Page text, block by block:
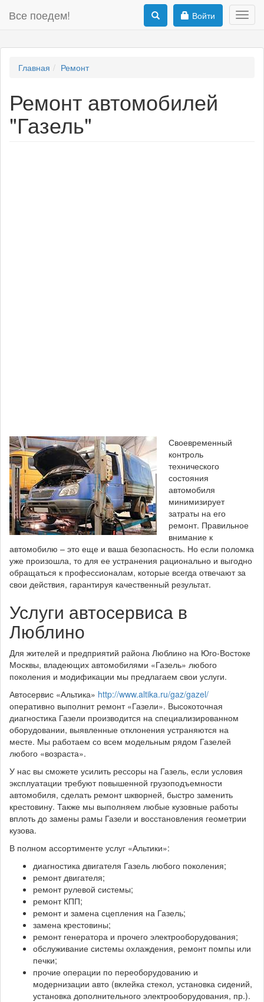
Все поедем! Войти
Главная Ремонт
Ремонт автомобилей
"Газель"
Своевременный
контроль
технического
состояния
автомобиля
минимизирует
затраты на его
ремонт. Правильное
внимание к
автомобилю – это еще и ваша безопасность. Но если поломка
уже произошла, то для ее устранения рационально и выгодно
обращаться к профессионалам, которые всегда отвечают за
свои действия, гарантируя качественный результат.
Услуги автосервиса в
Люблино
Для жителей и предприятий района Люблино на Юго-Востоке
Москвы, владеющих автомобилями «Газель» любого
поколения и модификации мы предлагаем свои услуги.
Автосервис «Альтика» http://www.altika.ru/gaz/gazel/
оперативно выполнит ремонт «Газели». Высокоточная
диагностика Газели производится на специализированном
оборудовании, выявленные отклонения устраняются на
месте. Мы работаем со всем модельным рядом Газелей
любого «возраста».
У нас вы сможете усилить рессоры на Газель, если условия
эксплуатации требуют повышенной грузоподъемности
автомобиля, сделать ремонт шкворней, быстро заменить
крестовину. Также мы выполняем любые кузовные работы
вплоть до замены рамы Газели и восстановления геометрии
кузова.
В полном ассортименте услуг «Альтики»:
диагностика двигателя Газель любого поколения;
ремонт двигателя;
ремонт рулевой системы;
ремонт КПП;
ремонт и замена сцепления на Газель;
замена крестовины;
ремонт генератора и прочего электрооборудования;
обслуживание системы охлаждения, ремонт помпы или
печки;
прочие операции по переоборудованию и
модернизации авто (вклейка стекол, установка сидений,
установка дополнительного электрооборудования, пр.).